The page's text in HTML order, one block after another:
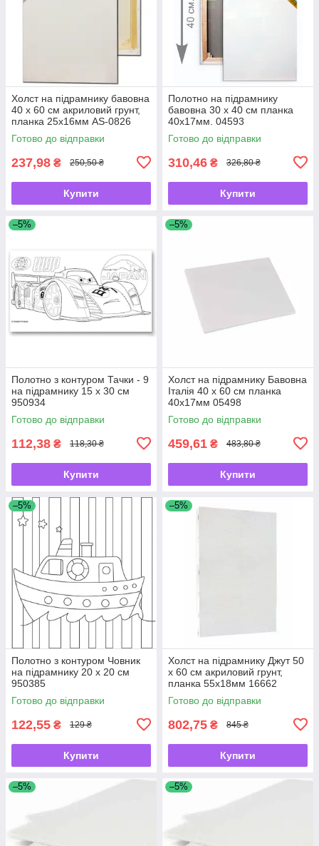
Холст на підрамнику бавовна
40 х 60 см акриловий грунт,
планка 25х16мм AS-0826
Готово до відправки
237,98 ₴ 250,50 ₴
Купити
Полотно на підрамнику
бавовна 30 х 40 см планка
40х17мм. 04593
Готово до відправки
310,46 ₴ 326,80 ₴
Купити
–5%
Полотно з контуром Тачки - 9
на підрамнику 15 х 30 см
950934
Готово до відправки
112,38 ₴ 118,30 ₴
Купити
–5%
Холст на підрамнику Бавовна
Італія 40 х 60 см планка
40х17мм 05498
Готово до відправки
459,61 ₴ 483,80 ₴
Купити
–5%
Полотно з контуром Човник
на підрамнику 20 х 20 см
950385
Готово до відправки
122,55 ₴ 129 ₴
Купити
–5%
Холст на підрамнику Джут 50
х 60 см акриловий грунт,
планка 55х18мм 16662
Готово до відправки
802,75 ₴ 845 ₴
Купити
–5% –5%